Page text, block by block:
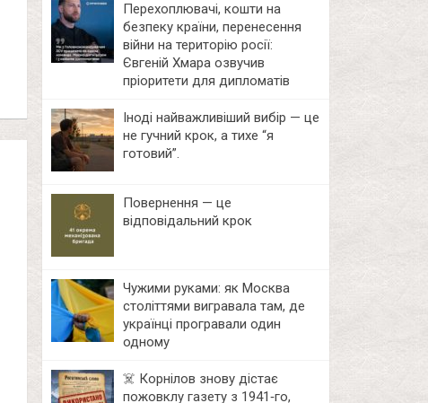
Перехоплювачі, кошти на
безпеку країни, перенесення
війни на територію росії:
Євгеній Хмара озвучив
пріоритети для дипломатів
Іноді найважливіший вибір — це
не гучний крок, а тихе “я
готовий”.
Повернення — це
відповідальний крок
Чужими руками: як Москва
століттями вигравала там, де
українці програвали один
одному
☠️ Корнілов знову дістає
пожовклу газету з 1941‑го,